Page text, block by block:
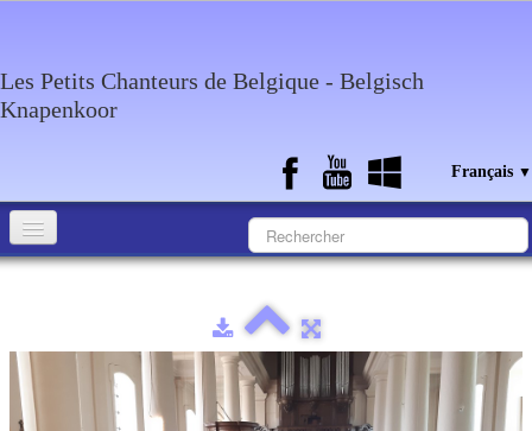
Les Petits Chanteurs de Belgique - Belgisch
Knapenkoor
Français ▼
Medias
Agenda